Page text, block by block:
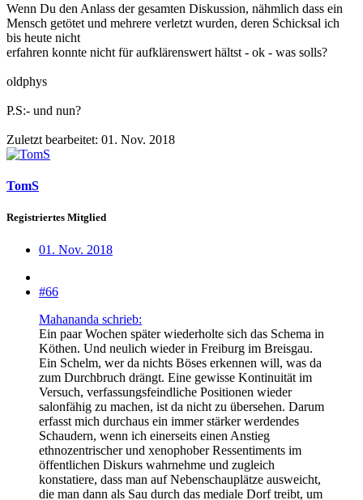
Wenn Du den Anlass der gesamten Diskussion, nähmlich dass ein
Mensch getötet und mehrere verletzt wurden, deren Schicksal ich
bis heute nicht
erfahren konnte nicht für aufklärenswert hältst - ok - was solls?
oldphys
P.S:- und nun?
Zuletzt bearbeitet: 01. Nov. 2018
TomS
Registriertes Mitglied
01. Nov. 2018
#66
Mahananda schrieb:
Ein paar Wochen später wiederholte sich das Schema in
Köthen. Und neulich wieder in Freiburg im Breisgau.
Ein Schelm, wer da nichts Böses erkennen will, was da
zum Durchbruch drängt. Eine gewisse Kontinuität im
Versuch, verfassungsfeindliche Positionen wieder
salonfähig zu machen, ist da nicht zu übersehen. Darum
erfasst mich durchaus ein immer stärker werdendes
Schaudern, wenn ich einerseits einen Anstieg
ethnozentrischer und xenophober Ressentiments im
öffentlichen Diskurs wahrnehme und zugleich
konstatiere, dass man auf Nebenschauplätze ausweicht,
die man dann als Sau durch das mediale Dorf treibt, um